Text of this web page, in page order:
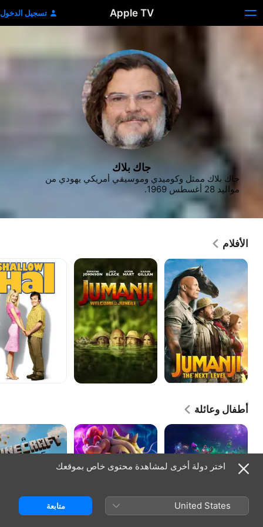
Apple TV تسجيل الدخول
جاك بلاك
مواليد 28 أغسطس 1969.
الأفلام
جومانجي:
ذا
ليفل
جومانجي:
ويلكم
تو
ذا
جنغل
Shallow
أطفال وعائلة
فلم
سوبر
ماريو
سوبر
ماريو
بروس،
أيه
ماينكرافت
موفي
اختر دولة أخرى لمشاهدة محتوى خاص بموقعك
United States متابعة